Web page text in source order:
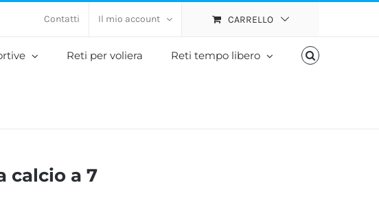
Contatti Il mio account CARRELLO
Reti per voliera Reti tempo libero
calcio a 7